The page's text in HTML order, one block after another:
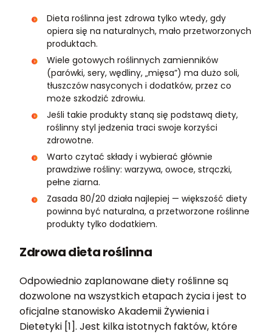
Dieta roślinna jest zdrowa tylko wtedy, gdy
opiera się na naturalnych, mało przetworzonych
produktach.
Wiele gotowych roślinnych zamienników
(parówki, sery, wędliny, „mięsa”) ma dużo soli,
tłuszczów nasyconych i dodatków, przez co
może szkodzić zdrowiu.
Jeśli takie produkty staną się podstawą diety,
roślinny styl jedzenia traci swoje korzyści
zdrowotne.
Warto czytać składy i wybierać głównie
prawdziwe rośliny: warzywa, owoce, strączki,
pełne ziarna.
Zasada 80/20 działa najlepiej — większość diety
powinna być naturalna, a przetworzone roślinne
produkty tylko dodatkiem.
Zdrowa dieta roślinna
Odpowiednio zaplanowane diety roślinne są
dozwolone na wszystkich etapach życia i jest to
oficjalne stanowisko Akademii Żywienia i
Dietetyki [1]. Jest kilka istotnych faktów, które